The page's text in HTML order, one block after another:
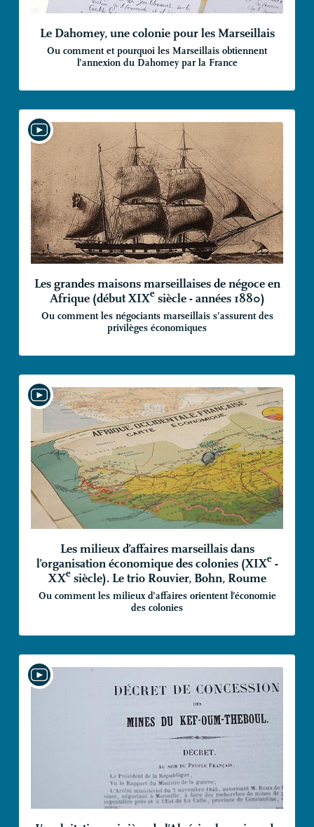
Le Dahomey, une colonie pour les Marseillais
Ou comment et pourquoi les Marseillais obtiennent
l’annexion du Dahomey par la France
Les grandes maisons marseillaises de négoce en
Afrique (débutXIXesiècle - années 1880)
Ou comment les négociants marseillais s’assurent des
privilèges économiques
Les milieux d’affaires marseillais dans
l’organisation économique des colonies (XIXe-
XXesiècle). Le trio Rouvier, Bohn, Roume
Ou comment les milieux d’affaires orientent l’économie
des colonies